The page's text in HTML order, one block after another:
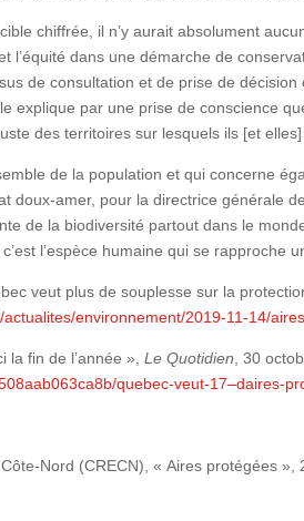
chiffrée, il n’y aurait absolument
l’équité dans une démarche de
de consultation et de prise de
explique par une prise de conscience
des territoires sur lesquels ils [et
de la population et qui concerne
doux-amer, pour la directrice
de la biodiversité partout dans le
l’espèce humaine qui se rapproche
veut plus de souplesse sur la
actualites/environnement/2019-11-14/
la fin de l’année »,Le Quotidien , 30
quebec-veut-17–daires-
Nord (CRECN), « Aires protégées »,